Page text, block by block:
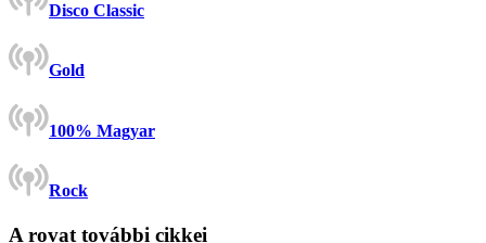
Disco Classic
Gold
100% Magyar
Rock
A rovat további cikkei